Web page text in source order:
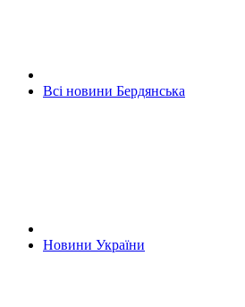
Всі новини Бердянська
Новини України